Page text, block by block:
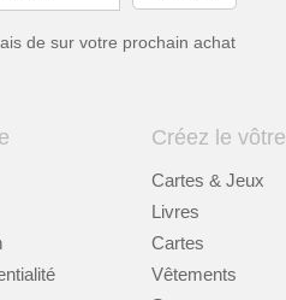
de sur votre prochain achat
Créez le vôtre
Cartes & Jeux
Livres
Cartes
Vêtements